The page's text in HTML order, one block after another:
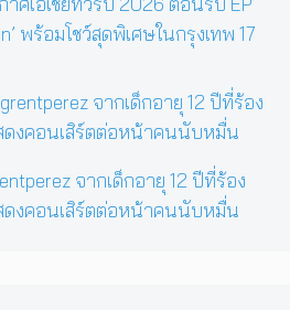
พร้อมโชว์สุดพิเศษในกรุงเทพ 17
จากเด็กอายุ 12 ปีที่ร้อง
ดงคอนเสิร์ตต่อหน้าคนนับหมื่น